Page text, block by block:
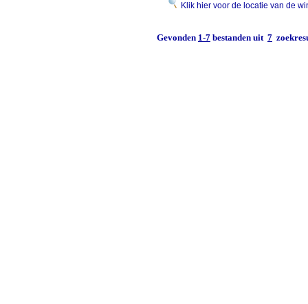
Klik hier voor de locatie van de
Gevonden 1-7 bestanden uit 7